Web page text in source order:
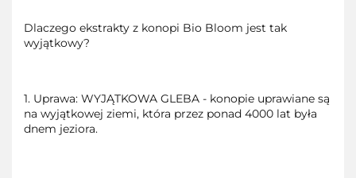
Dlaczego ekstrakty z konopi Bio Bloom jest tak
wyjątkowy?
1. Uprawa: WYJĄTKOWA GLEBA - konopie uprawiane są
na wyjątkowej ziemi, która przez ponad 4000 lat była
dnem jeziora.